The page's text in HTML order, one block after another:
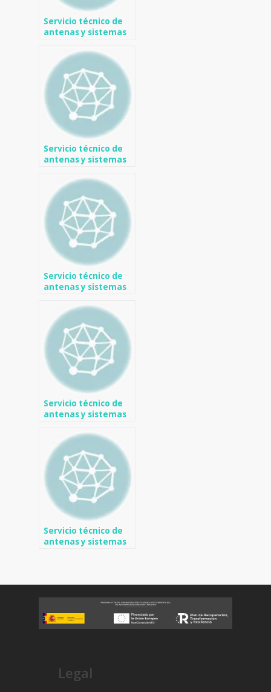
Servicio técnico de
antenas y sistemas
Servicio técnico de
antenas y sistemas
Servicio técnico de
antenas y sistemas
Servicio técnico de
antenas y sistemas
Servicio técnico de
antenas y sistemas
Legal